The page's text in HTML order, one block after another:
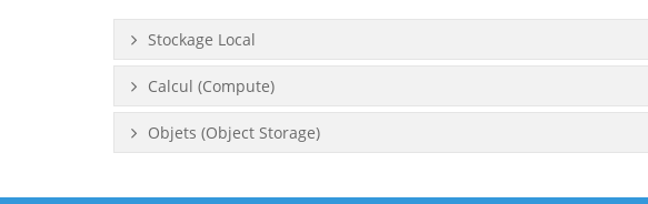
Stockage Local
Calcul (Compute)
Objets (Object Storage)